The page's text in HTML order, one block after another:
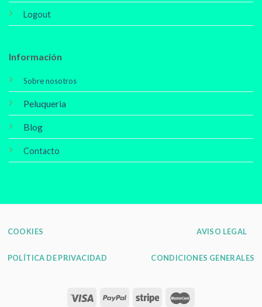
Logout
Información
Sobre nosotros
Peluqueria
Blog
Contacto
COOKIES
POLÍTICA DE PRIVACIDAD
AVISO LEGAL
CONDICIONES GENERALES